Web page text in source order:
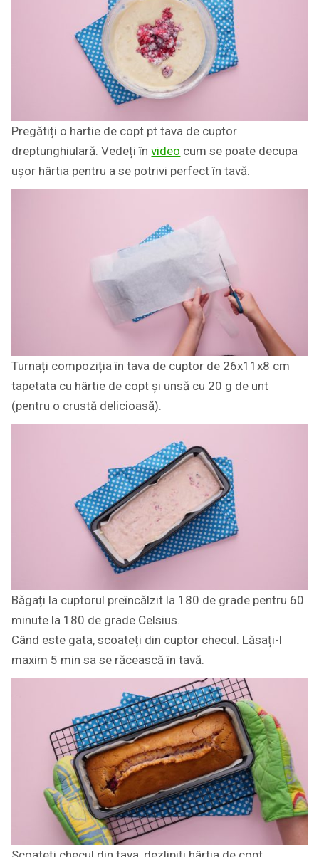
Pregătiți o hartie de copt pt tava de cuptor
dreptunghiulară. Vedeți învideo cum se poate decupa
ușor hârtia pentru a se potrivi perfect în tavă.
Turnați compoziția în tava de cuptor de 26x11x8 cm
tapetata cu hârtie de copt și unsă cu 20 g de unt
(pentru o crustă delicioasă).
Băgați la cuptorul preîncălzit la 180 de grade pentru 60
minute la 180 de grade Celsius.
Când este gata, scoateți din cuptor checul. Lăsați-l
maxim 5 min sa se răcească în tavă.